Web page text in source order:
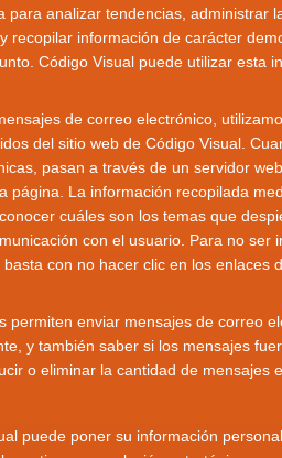
para analizar tendencias, administrar
recopilar información de carácter
Código Visual puede utilizar esta
de correo electrónico,
del sitio web de Código Visual.
pasan a través de un servidor
página. La información recopilada
cuáles son los temas que
con el usuario. Para no ser
con no hacer clic en los enlaces
permiten enviar mensajes de correo
y también saber si los mensajes
o eliminar la cantidad de mensajes
puede poner su información